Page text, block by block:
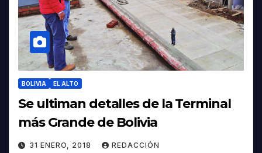
BOLIVIA EL ALTO
Se ultiman detalles de la Terminal
más Grande de Bolivia
31 ENERO, 2018 REDACCIÓN